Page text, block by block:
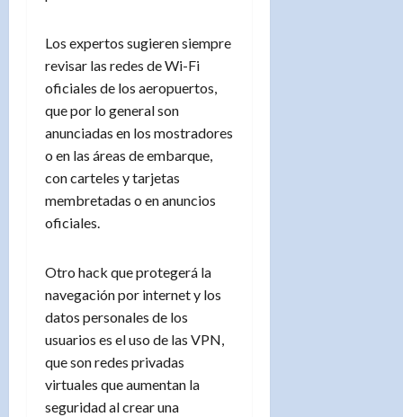
Los expertos sugieren siempre
revisar las redes de Wi-Fi
oficiales de los aeropuertos,
que por lo general son
anunciadas en los mostradores
o en las áreas de embarque,
con carteles y tarjetas
membretadas o en anuncios
oficiales.
Otro hack que protegerá la
navegación por internet y los
datos personales de los
usuarios es el uso de las VPN,
que son redes privadas
virtuales que aumentan la
seguridad al crear una